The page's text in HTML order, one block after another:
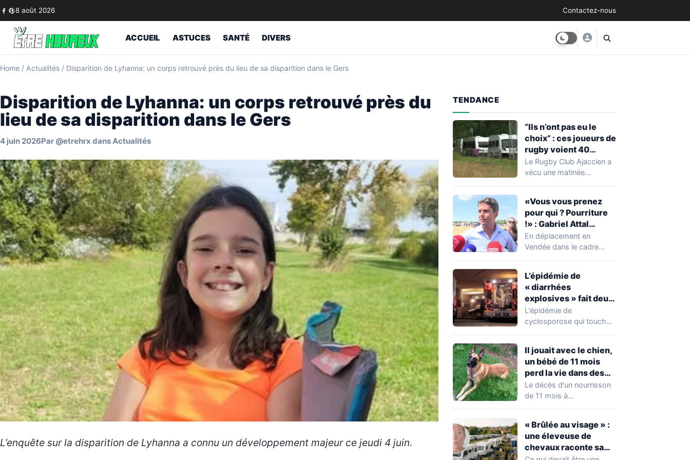
Skip to content
8 août 2026 Contactez-nous
ACCUEIL ASTUCES SANTÉ DIVERS
Home / Actualités / Disparition de Lyhanna: un corps retrouvé près du lieu de sa disparition dans le Gers
Disparition de Lyhanna: un corps retrouvé près du
lieu de sa disparition dans le Gers
4 juin 2026Par @etrehrx dansActualités
L’enquête sur la disparition de Lyhanna a connu un développement majeur ce jeudi 4 juin.
TENDANCE
“Ils n’ont pas eu le
choix” : ces joueurs de
rugby voient 40
caravanes de gens du
voyage s’installer
heure
Le Rugby Club Ajaccien a
vécu une matinée
découverte d'une…
«Vous vous prenez
pour qui ? Pourriture
!» : Gabriel Attal
chahuté sur un
campement illégal
En déplacement en
Vendée dans le cadre
occupations…
L’épidémie de
« diarrhées
explosives » fait deux
premiers morts
L'épidémie de
cyclosporose qui touche
aggravation. Les autorités
sanitaires…
Il jouait avec le chien,
un bébé de 11 mois
perd la vie dans des
circonstances
horribles
Le décès d'un nourrisson
de 11 mois à
profondément…
« Brûlée au visage » :
une éleveuse de
chevaux raconte sa